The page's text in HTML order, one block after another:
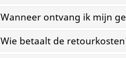
Wanneer ontvang ik mijn
Wie betaalt de